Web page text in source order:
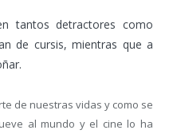
tantos detractores como
de cursis, mientras que a
de nuestras vidas y como se
al mundo y el cine lo ha